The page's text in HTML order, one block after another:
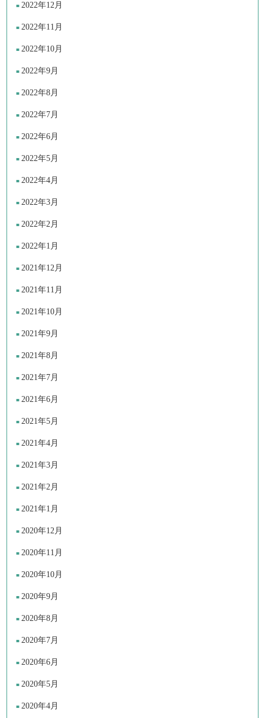
2022年12月
2022年11月
2022年10月
2022年9月
2022年8月
2022年7月
2022年6月
2022年5月
2022年4月
2022年3月
2022年2月
2022年1月
2021年12月
2021年11月
2021年10月
2021年9月
2021年8月
2021年7月
2021年6月
2021年5月
2021年4月
2021年3月
2021年2月
2021年1月
2020年12月
2020年11月
2020年10月
2020年9月
2020年8月
2020年7月
2020年6月
2020年5月
2020年4月